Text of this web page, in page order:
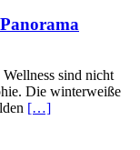
sind nicht
Die winterweiße
[…]